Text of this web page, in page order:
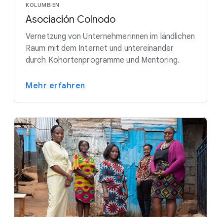
KOLUMBIEN
Asociación Colnodo
Vernetzung von Unternehmerinnen im ländlichen
Raum mit dem Internet und untereinander
durch Kohortenprogramme und Mentoring.
Mehr erfahren